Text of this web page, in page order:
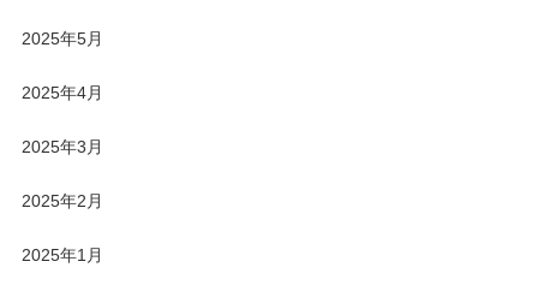
2025年5月
2025年4月
2025年3月
2025年2月
2025年1月